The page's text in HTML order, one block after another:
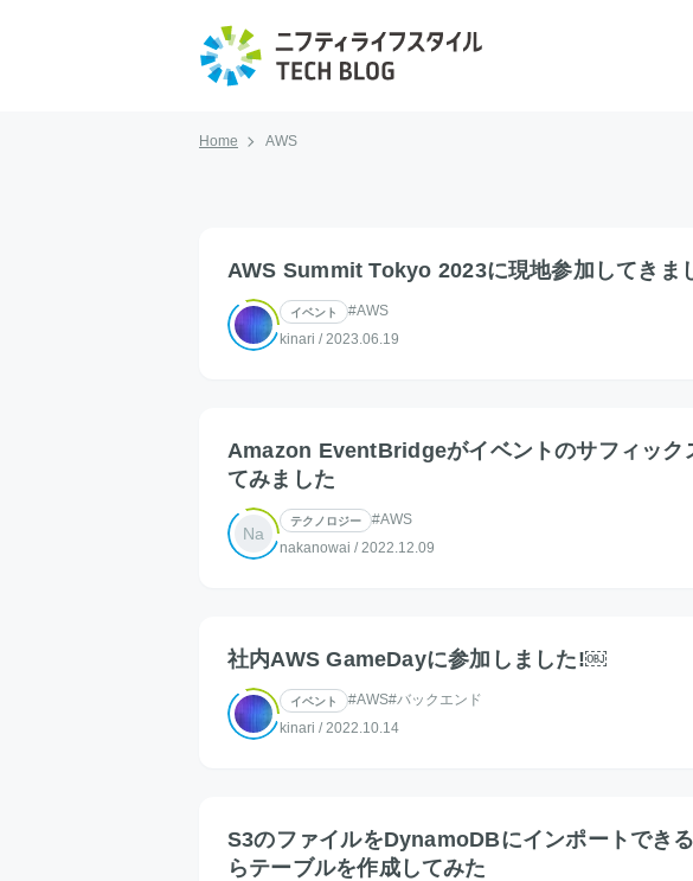
Home AWS
AWS Summit Tokyo 2023に現地参加してきま
イベント
#AWS
kinari / 2023.06.19
Amazon EventBridgeがイベントのサフィック
てみました
Na
テクノロジー
#AWS
nakanowai / 2022.12.09
社内AWS GameDayに参加しました!￼
イベント #AWS#バックエンド
kinari / 2022.10.14
S3のファイルをDynamoDBにインポートでき
らテーブルを作成してみた